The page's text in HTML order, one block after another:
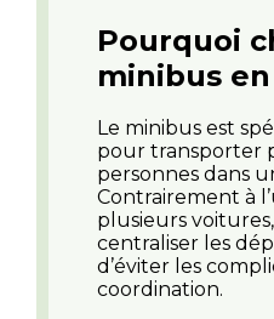
Pourquoi
minibus
Le minibus est
pour transporter
personnes dans
Contrairement à
plusieurs
centraliser les
d’éviter les
coordination.